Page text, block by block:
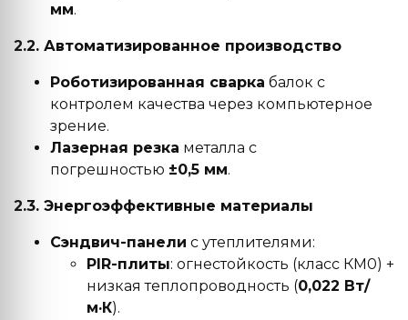
мм.
2.2. Автоматизированное производство
Роботизированная сварка балок с
контролем качества через компьютерное
зрение.
Лазерная резка металла с
погрешностью ±0,5 мм.
2.3. Энергоэффективные материалы
Сэндвич-панели с утеплителями:
PIR-плиты: огнестойкость (класс КМ0) +
низкая теплопроводность (0,022 Вт/
м·К).